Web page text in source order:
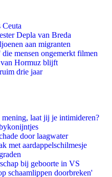
Depla van Breda
aan migranten
mensen ongemerkt filmen
van Hormuz blijft
drie jaar
mening, laat jij je intimideren?
door laagwater
met aardappelschilmesje
bij geboorte in VS
schaamlippen doorbreken'